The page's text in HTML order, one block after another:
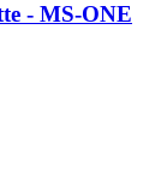
- MS-ONE